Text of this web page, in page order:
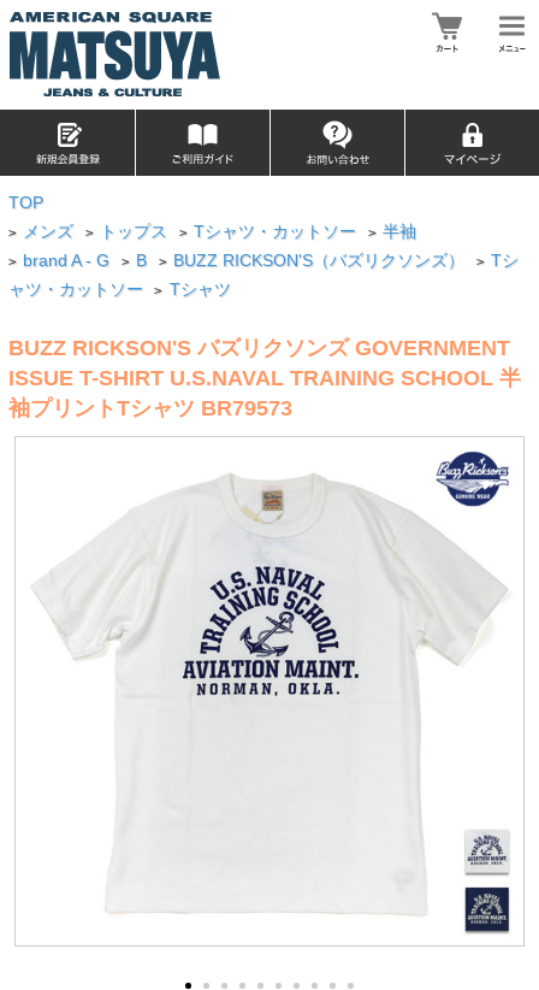
TOP
> メンズ > トップス > Tシャツ・カットソー > 半袖
> brand A - G > B > BUZZ RICKSON'S（バズリクソンズ） > Tシ
ャツ・カットソー
> Tシャツ
BUZZ RICKSON'S バズリクソンズ GOVERNMENT
ISSUE T-SHIRT U.S.NAVAL TRAINING SCHOOL 半
袖プリントTシャツ BR79573